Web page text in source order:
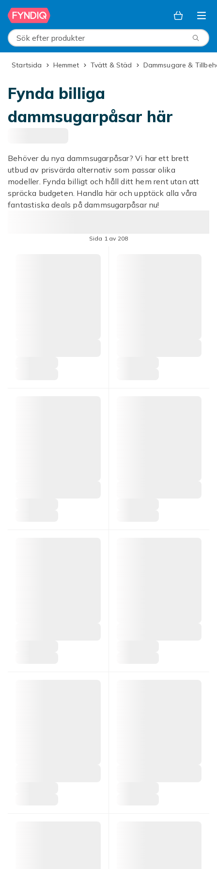
Hoppa till huvudinnehållet
Sök efter produkter
Startsida Hemmet Tvätt & Städ Dammsugare &
Fynda billiga
dammsugarpåsar här
Behöver du nya dammsugarpåsar? Vi har ett brett
utbud av prisvärda alternativ som passar olika
modeller. Fynda billigt och håll ditt hem rent utan att
spräcka budgeten. Handla här och upptäck alla våra
fantastiska deals på dammsugarpåsar nu!
Sida 1 av 208